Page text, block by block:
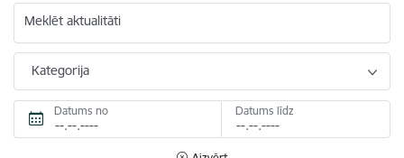
Meklēt aktualitāti
Kategorija
Datums no Datums līdz